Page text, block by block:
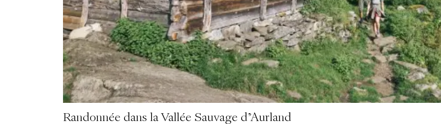
Randonnée dans la Vallée Sauvage d’Aurland